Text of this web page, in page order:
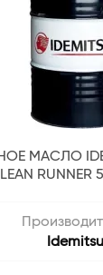
МАСЛО
Idemitsu